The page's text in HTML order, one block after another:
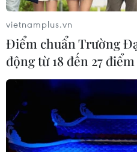
TIN CÙNG CHUYÊN
Cơ hội và bài toán chính
Việt Nam từ chiến lược
Mỹ
vietnamplus.vn
Điểm chuẩn Trường
động từ 18 đến 27 điểm